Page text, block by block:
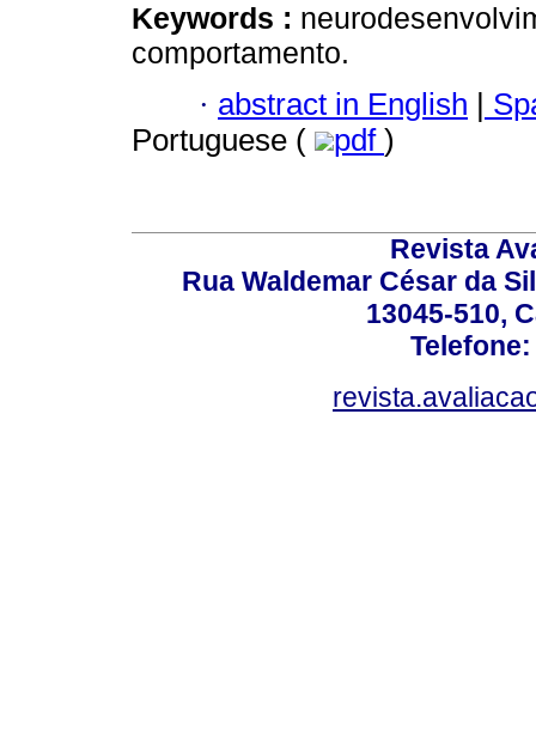
Keywords :
comportamento.
· abstract in English |
Portuguese (
pdf )
Revista
Rua Waldemar César da
13045-510,
Telefone: